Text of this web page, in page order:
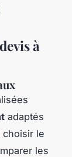
à
adaptés
choisir le
les